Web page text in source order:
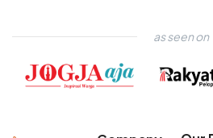
as seen on